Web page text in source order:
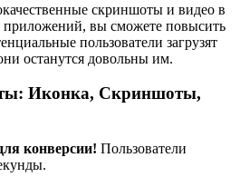
скриншоты и видео в
приложений, вы сможете повысить
пользователи загрузят
останутся довольны им.
Иконка, Скриншоты,
конверсии! Пользователи